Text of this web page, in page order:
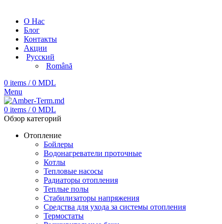
О Нас
Блог
Контакты
Акции
Русский
Română
0 items / 0 MDL
Menu
0 items / 0 MDL
Обзор категорий
Отопление
Бойлеры
Водонагреватели проточные
Котлы
Тепловые насосы
Радиаторы отопления
Теплые полы
Стабилизаторы напряжения
Средства для ухода за системы отопления
Термостаты